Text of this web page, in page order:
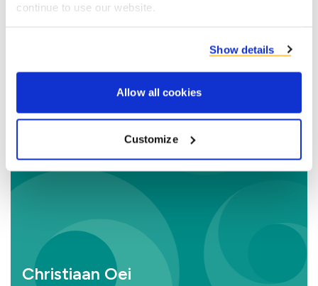
continue to use our website.
Show details
Allow all cookies
Customize
Contactez-nous
Christiaan Oei